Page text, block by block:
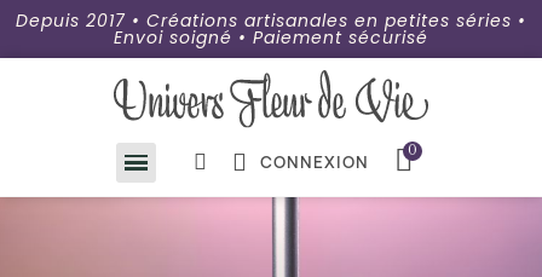
Depuis 2017 • Créations artisanales en petites séries •
Envoi soigné • Paiement sécurisé
CONNEXION